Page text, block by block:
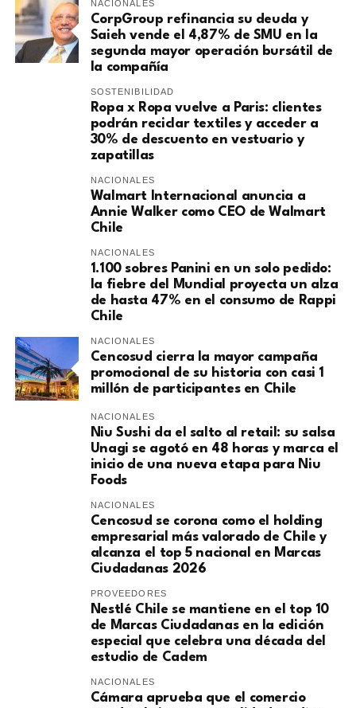
NACIONALES
CorpGroup refinancia su deuda y
Saieh vende el 4,87% de SMU en la
segunda mayor operación bursátil de
la compañía
SOSTENIBILIDAD
Ropa x Ropa vuelve a Paris: clientes
podrán reciclar textiles y acceder a
30% de descuento en vestuario y
zapatillas
NACIONALES
Walmart Internacional anuncia a
Annie Walker como CEO de Walmart
Chile
NACIONALES
1.100 sobres Panini en un solo pedido:
la fiebre del Mundial proyecta un alza
de hasta 47% en el consumo de Rappi
Chile
NACIONALES
Cencosud cierra la mayor campaña
promocional de su historia con casi 1
millón de participantes en Chile
NACIONALES
Niu Sushi da el salto al retail: su salsa
Unagi se agotó en 48 horas y marca el
inicio de una nueva etapa para Niu
Foods
NACIONALES
Cencosud se corona como el holding
empresarial más valorado de Chile y
alcanza el top 5 nacional en Marcas
Ciudadanas 2026
PROVEEDORES
Nestlé Chile se mantiene en el top 10
de Marcas Ciudadanas en la edición
especial que celebra una década del
estudio de Cadem
NACIONALES
Cámara aprueba que el comercio